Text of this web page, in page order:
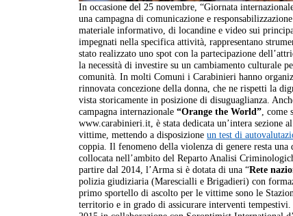
In occasione del 25 novembre, “Giornata
una campagna di comunicazione e
materiale informativo, di locandine e video sui
impegnati nella specifica attività, rappresentano
stato realizzato uno spot con la partecipazione
la necessità di investire su un cambiamento culturale
comunità. In molti Comuni i Carabinieri hanno
rinnovata concezione della donna, che ne rispetti la
vista storicamente in posizione di disuguaglianza.
campagna internazionale“Orange the World” ,
www.carabinieri.it, è stata dedicata un’intera sezione
vittime, mettendo a disposizioneun test di
coppia. Il fenomeno della violenza di genere resta
collocata nell’ambito del Reparto Analisi
partire dal 2014, l’Arma si è dotata di una “Rete
polizia giudiziaria (Marescialli e Brigadieri) con
primo sportello di ascolto per le vittime sono le
territorio e in grado di assicurare interventi